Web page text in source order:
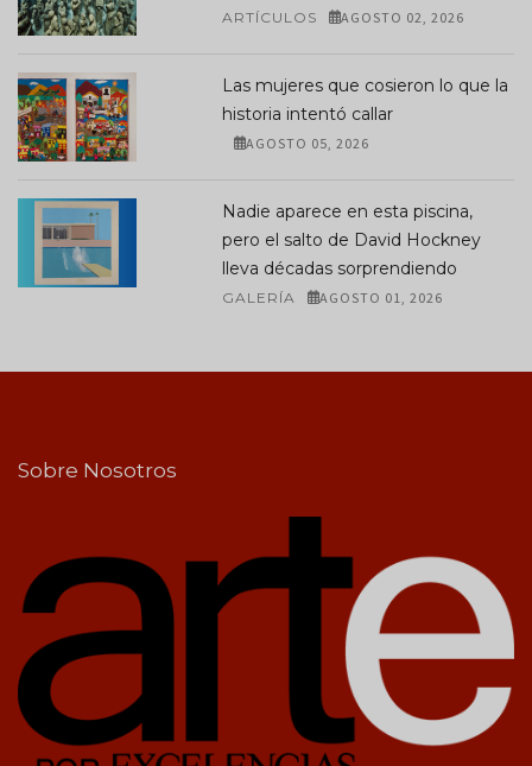
ARTÍCULOS AGOSTO 02, 2026
Las mujeres que cosieron lo que la
historia intentó callar
AGOSTO 05, 2026
Nadie aparece en esta piscina,
pero el salto de David Hockney
lleva décadas sorprendiendo
GALERÍA AGOSTO 01, 2026
Sobre Nosotros